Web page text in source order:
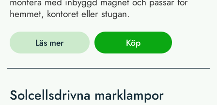
hemmet, kontoret eller stugan.
Läs mer Köp
Solcellsdrivna marklampor